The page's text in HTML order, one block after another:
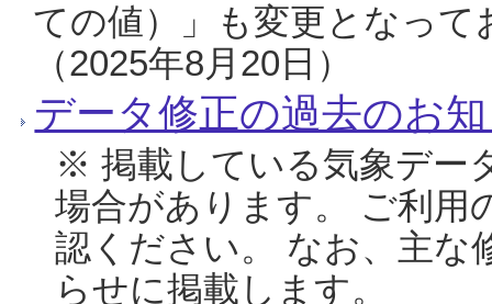
ての値）」も変更となっ
（2025年8月20日）
データ修正の過去のお
※ 掲載している気象デー
場合があります。 ご利用
認ください。 なお、主な
らせに掲載します。